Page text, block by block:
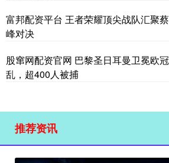
富邦配资平台 王者荣耀顶尖战队汇聚
峰对决
股窜网配资官网 巴黎圣日耳曼卫冕欧
乱，超400人被捕
推荐资讯